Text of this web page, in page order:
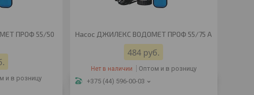
ПРОФ 55/50
и в розницу
Насос ДЖИЛЕКС ВОДОМЕТ ПРОФ 55/75 А
484 руб.
Нет в наличии
Оптом и в розницу
+375 (44) 596-00-03